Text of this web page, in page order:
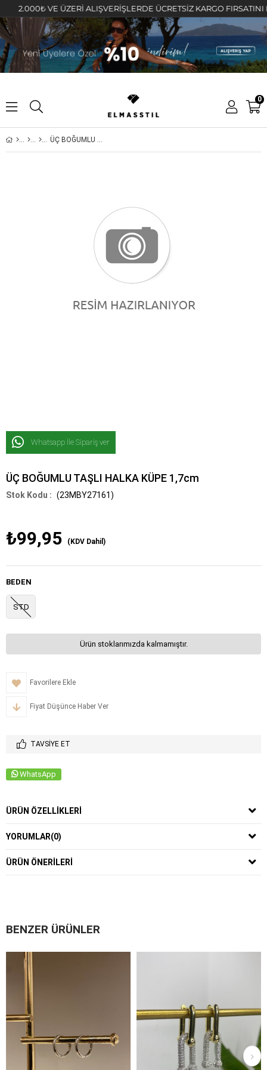
VE ÜZERİ ALIŞVERİŞLERDE ÜCRETSİZ KARGO FIRSATINI
0
ÜÇ BOĞUMLU TAŞLI HALKA KÜPE 1,7cm
Whatsapp İle Sipariş ver
ÜÇ BOĞUMLU TAŞLI HALKA KÜPE 1,7cm
(23MBY27161)
₺99,95 (KDV Dahil)
BEDEN
STD
Ürün stoklarımızda kalmamıştır.
Favorilere Ekle
Fiyat Düşünce Haber Ver
TAVSIYE ET
WhatsApp
ÜRÜN ÖZELLIKLERI
YORUMLAR(0)
ÜRÜN ÖNERILERI
BENZER ÜRÜNLER